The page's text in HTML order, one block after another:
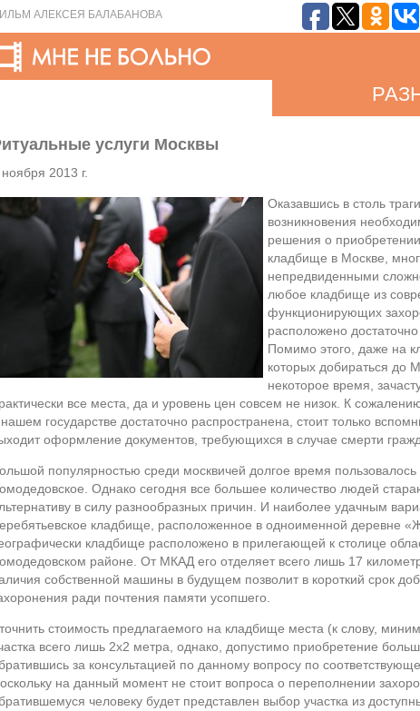
АЛЕКСЕЯ БАЛАБАНОВА
услуги Москвы
2013 г.
Оказавшись в столь
возникновения
решения о
кладбище в Москве,
непредвиденными
любое кладбище из
функционирующих
расположено
Помимо этого, даже на
которых добираться до
некоторое время,
все места, да и уровень цен совсем не низок. К
государстве достаточно распространена, стоит только
оформление документов, требующихся в случае смерти
популярностью среди москвичей долгое время
Однако сегодня все большее количество людей
в силу разнообразных причин. И наиболее удачным
кладбище, расположенное в одноименной деревне
кладбище расположено в прилегающей к столице
районе. От МКАД его отделяет всего лишь 17
собственной машины в будущем позволит в короткий срок
ради почтения памяти усопшего.
стоимость предлагаемого на кладбище места (к слову,
всего лишь 2х2 метра, однако, допустимо приобретение
за консультацией по данному вопросу по
на данный момент не стоит вопроса о переполнении
человеку будет представлен выбор участка из